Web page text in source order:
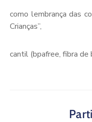
como lembrança das
Crianças”,
cantil (bpafree, fibra de